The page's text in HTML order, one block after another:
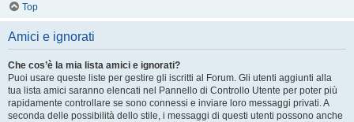
Top
Amici e ignorati
Che cos’è la mia lista amici e ignorati?
Puoi usare queste liste per gestire gli iscritti al Forum. Gli utenti aggiunti alla
tua lista amici saranno elencati nel Pannello di Controllo Utente per poter più
rapidamente controllare se sono connessi e inviare loro messaggi privati. A
seconda delle possibilità dello stile, i messaggi di questi utenti possono anche